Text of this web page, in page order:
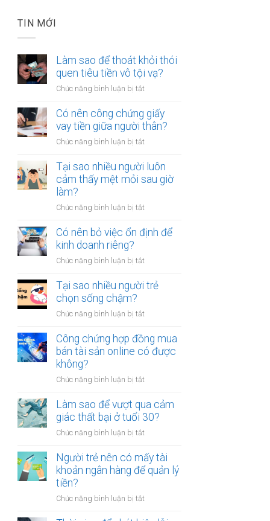
TIN MỚI
Làm sao để thoát khỏi thói
quen tiêu tiền vô tội vạ?
Chức năng bình luận bị tắt
sao
để
khỏi
quen
tiêu
vạ?
Có nên công chứng giấy
vay tiền giữa người thân?
Chức năng bình luận bị tắt
nên
công
chứng
vay
giữa
Tại sao nhiều người luôn
cảm thấy mệt mỏi sau giờ
làm?
Chức năng bình luận bị tắt
sao
luôn
thấy
làm?
Có nên bỏ việc ổn định để
kinh doanh riêng?
Chức năng bình luận bị tắt
nên
ổn
để
kinh
Tại sao nhiều người trẻ
chọn sống chậm?
Chức năng bình luận bị tắt
sao
nhiều
chọn
chậm?
Công chứng hợp đồng mua
bán tài sản online có được
không?
Chức năng bình luận bị tắt
chứng
hợp
mua
tài
sản
không?
Làm sao để vượt qua cảm
giác thất bại ở tuổi 30?
Chức năng bình luận bị tắt
sao
để
vượt
cảm
Người trẻ nên có mấy tài
khoản ngân hàng để quản lý
tiền?
Chức năng bình luận bị tắt